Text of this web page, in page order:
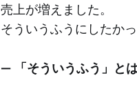
売上が増えました。
そういうふうにしたか
— 「そういうふう」と